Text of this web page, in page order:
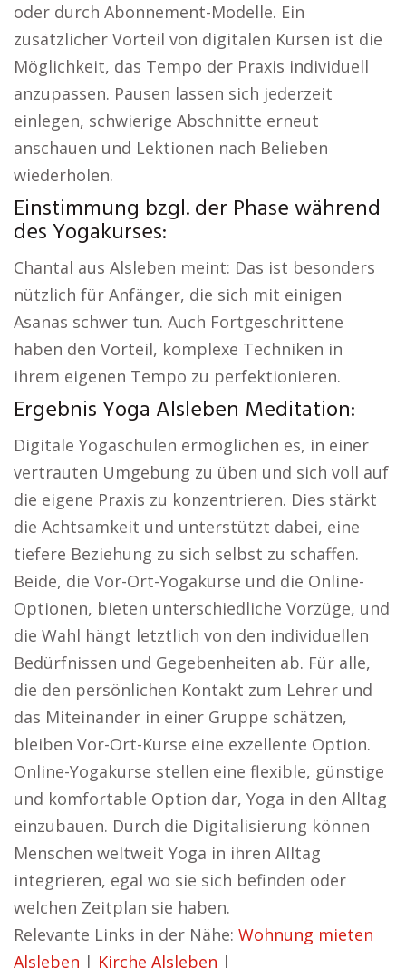
oder durch Abonnement-Modelle. Ein
zusätzlicher Vorteil von digitalen Kursen ist die
Möglichkeit, das Tempo der Praxis individuell
anzupassen. Pausen lassen sich jederzeit
einlegen, schwierige Abschnitte erneut
anschauen und Lektionen nach Belieben
wiederholen.
Einstimmung bzgl. der Phase während
des Yogakurses:
Chantal aus Alsleben meint: Das ist besonders
nützlich für Anfänger, die sich mit einigen
Asanas schwer tun. Auch Fortgeschrittene
haben den Vorteil, komplexe Techniken in
ihrem eigenen Tempo zu perfektionieren.
Ergebnis Yoga Alsleben Meditation:
Digitale Yogaschulen ermöglichen es, in einer
vertrauten Umgebung zu üben und sich voll auf
die eigene Praxis zu konzentrieren. Dies stärkt
die Achtsamkeit und unterstützt dabei, eine
tiefere Beziehung zu sich selbst zu schaffen.
Beide, die Vor-Ort-Yogakurse und die Online-
Optionen, bieten unterschiedliche Vorzüge, und
die Wahl hängt letztlich von den individuellen
Bedürfnissen und Gegebenheiten ab. Für alle,
die den persönlichen Kontakt zum Lehrer und
das Miteinander in einer Gruppe schätzen,
bleiben Vor-Ort-Kurse eine exzellente Option.
Online-Yogakurse stellen eine flexible, günstige
und komfortable Option dar, Yoga in den Alltag
einzubauen. Durch die Digitalisierung können
Menschen weltweit Yoga in ihren Alltag
integrieren, egal wo sie sich befinden oder
welchen Zeitplan sie haben.
Relevante Links in der Nähe: Wohnung mieten
Alsleben | Kirche Alsleben |